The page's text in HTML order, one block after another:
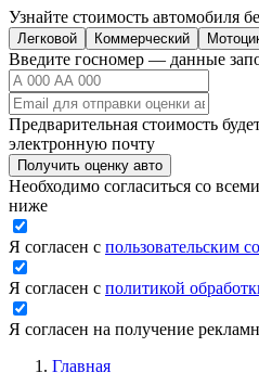
Узнайте стоимость автомобиля
Легковой Коммерческий
Введите госномер — данные
Предварительная стоимость
электронную почту
Получить оценку авто
Необходимо согласиться со
ниже
Я согласен с пользовательским
Я согласен с политикой
Я согласен на получение
Главная